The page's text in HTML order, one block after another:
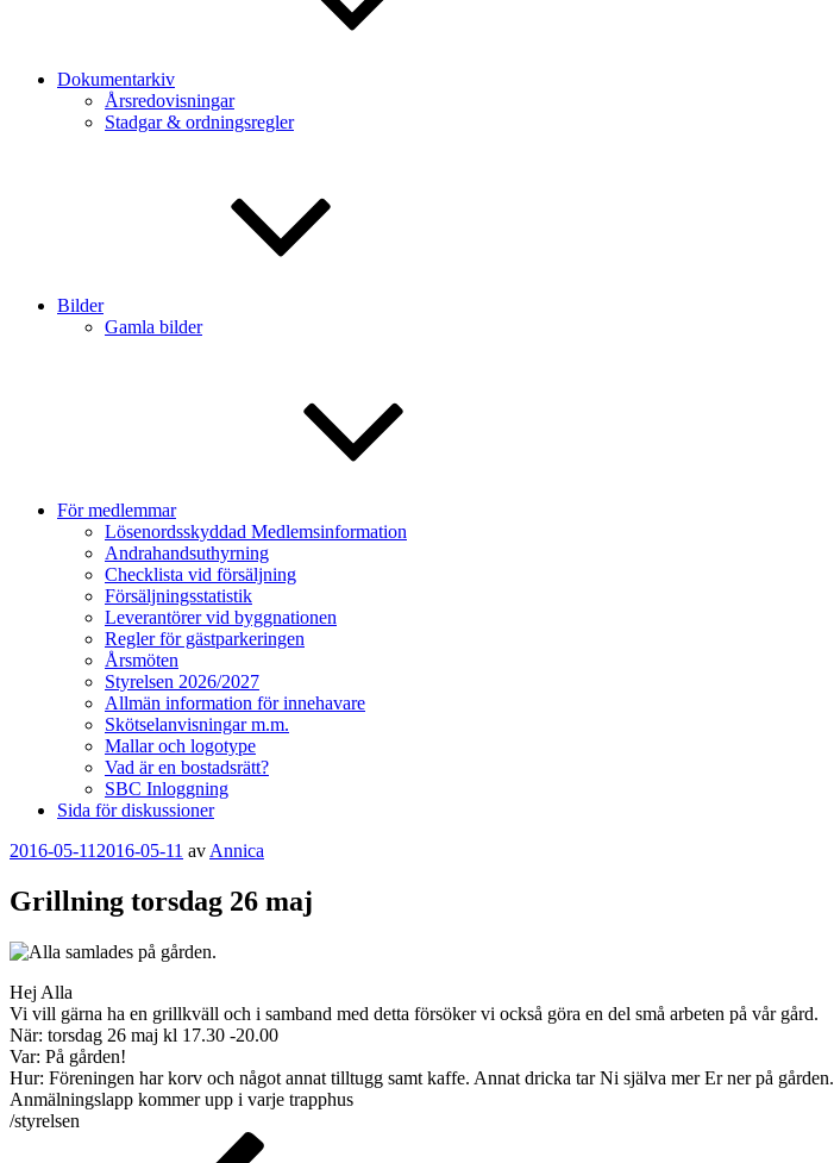
Dokumentarkiv
Årsredovisningar
Stadgar & ordningsregler
Bilder
Gamla bilder
För medlemmar
Lösenordsskyddad Medlemsinformation
Andrahandsuthyrning
Checklista vid försäljning
Försäljningsstatistik
Leverantörer vid byggnationen
Regler för gästparkeringen
Årsmöten
Styrelsen 2026/2027
Allmän information för innehavare
Skötselanvisningar m.m.
Mallar och logotype
Vad är en bostadsrätt?
SBC Inloggning
Sida för diskussioner
Publicerat
2016-05-11 2016-05-11 av Annica
Grillning torsdag 26 maj
Hej Alla
Vi vill gärna ha en grillkväll och i samband med detta försöker vi också göra en del små arbeten på vår gård.
När: torsdag 26 maj kl 17.30 -20.00
Var: På gården!
Hur: Föreningen har korv och något annat tilltugg samt kaffe. Annat dricka tar Ni själva mer Er ner på gården.
Anmälningslapp kommer upp i varje trapphus
/styrelsen
Inläggsnavigering